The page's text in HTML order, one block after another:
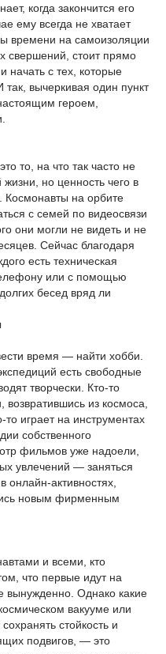
когда закончится его
ему всегда не хватает
времени на самоизоляции
свершений, стоит прямо
начать с тех, которые
так, вычеркивая один пункт
героем,
то, на что так часто не
но ценность чего в
Космонавты на орбите
с семей по видеосвязи
они могли не видеть и не
Сейчас благодаря
есть техническая
или с помощью
бесед вряд ли
время — найти хобби.
есть свободные
творчески. Кто-то
из космоса,
играет на инструментах
собственного
фильмов уже надоели,
увлечений — заняться
онлайн-активностях,
новым фирменным
и всеми, кто
что первые идут на
вынужденно. Однако какие
вакууме или
стойкость и
подвигов, — это